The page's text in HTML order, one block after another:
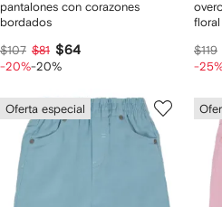
pantalones con corazones
bordados
$107 $81 $64
-20%-20%
floral
$119
-
Oferta especial